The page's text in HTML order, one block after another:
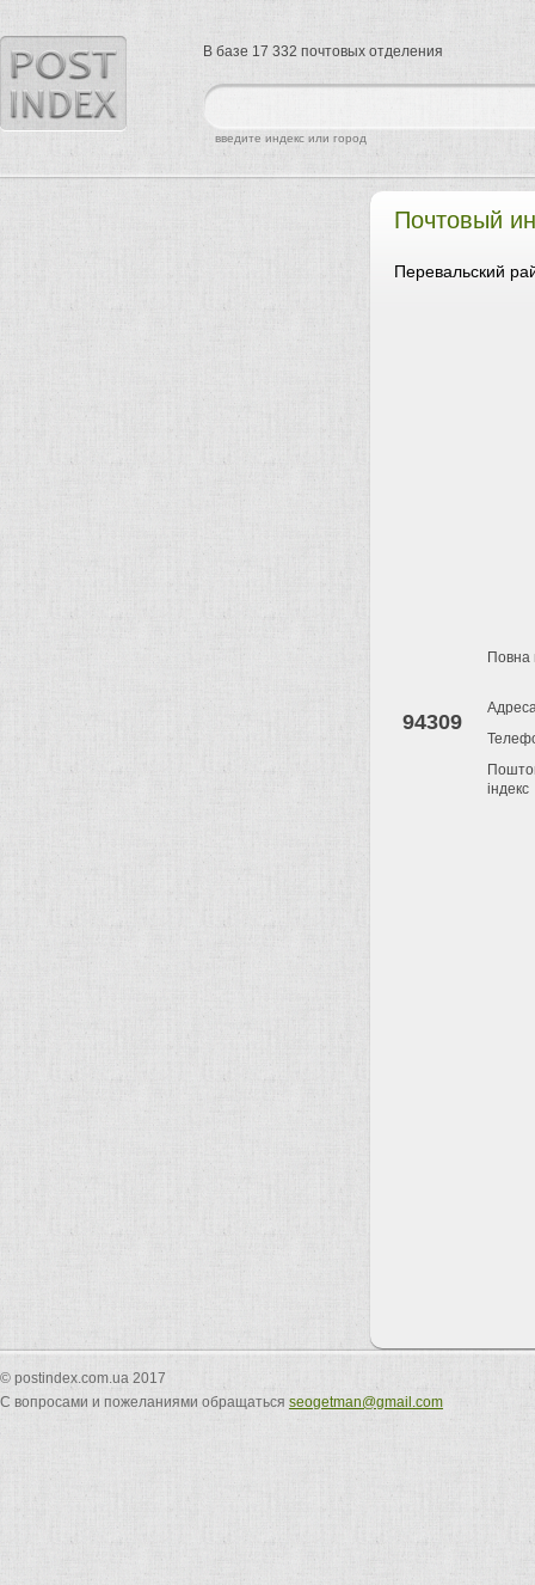
Почтовый
Перевальский
94309
Повна
індекс
найти
введите индекс или город
В базе 17 332 почтовых отделения
© postindex.com.ua 2017
С вопросами и пожеланиями обращаться seogetman@gmail.com